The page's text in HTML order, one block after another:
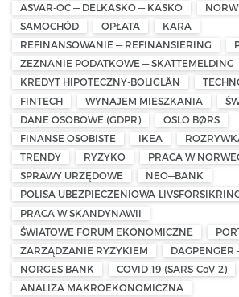
ASVAR-OC — DELKASKO — KASKO
SAMOCHÓD
OPŁATA
KARA
REFINANSOWANIE — REFINANSIERING
ZEZNANIE PODATKOWE — SKATTEMELDING
KREDYT HIPOTECZNY-BOLIGLÅN
FINTECH
WYNAJEM MIESZKANIA
DANE OSOBOWE (GDPR)
OSLO BØRS
FINANSE OSOBISTE
IKEA
TRENDY
RYZYKO
PRACA W
SPRAWY URZĘDOWE
NEO—BANK
POLISA UBEZPIECZENIOWA-
PRACA W SKANDYNAWII
ŚWIATOWE FORUM EKONOMICZNE
ZARZĄDZANIE RYZYKIEM
DAGPENGER
NORGES BANK
COVID-19-(SARS-CoV-2)
ANALIZA MAKROEKONOMICZNA